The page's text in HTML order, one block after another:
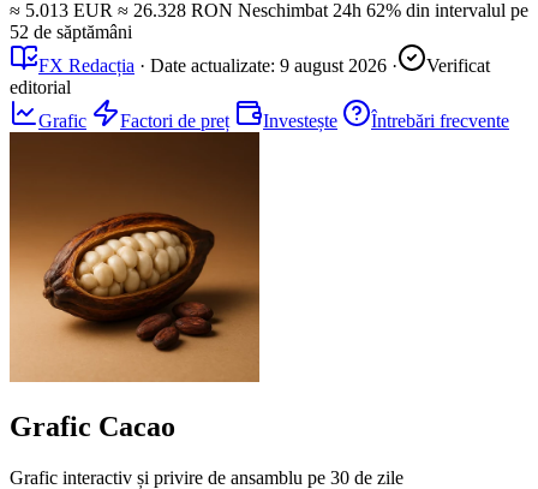
≈ 5.013 EUR ≈ 26.328 RON Neschimbat 24h 62% din intervalul pe
52 de săptămâni
FX Redacția · Date actualizate: 9 august 2026 ·
Verificat
editorial
Grafic
Factori de preț Investește Întrebări frecvente
Grafic Cacao
Grafic interactiv și privire de ansamblu pe 30 de zile